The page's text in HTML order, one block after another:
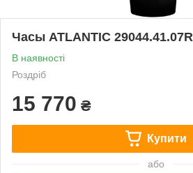
Часы ATLANTIC 29044.41.07R
В наявності
Роздріб
15 770 ₴
Купити
або